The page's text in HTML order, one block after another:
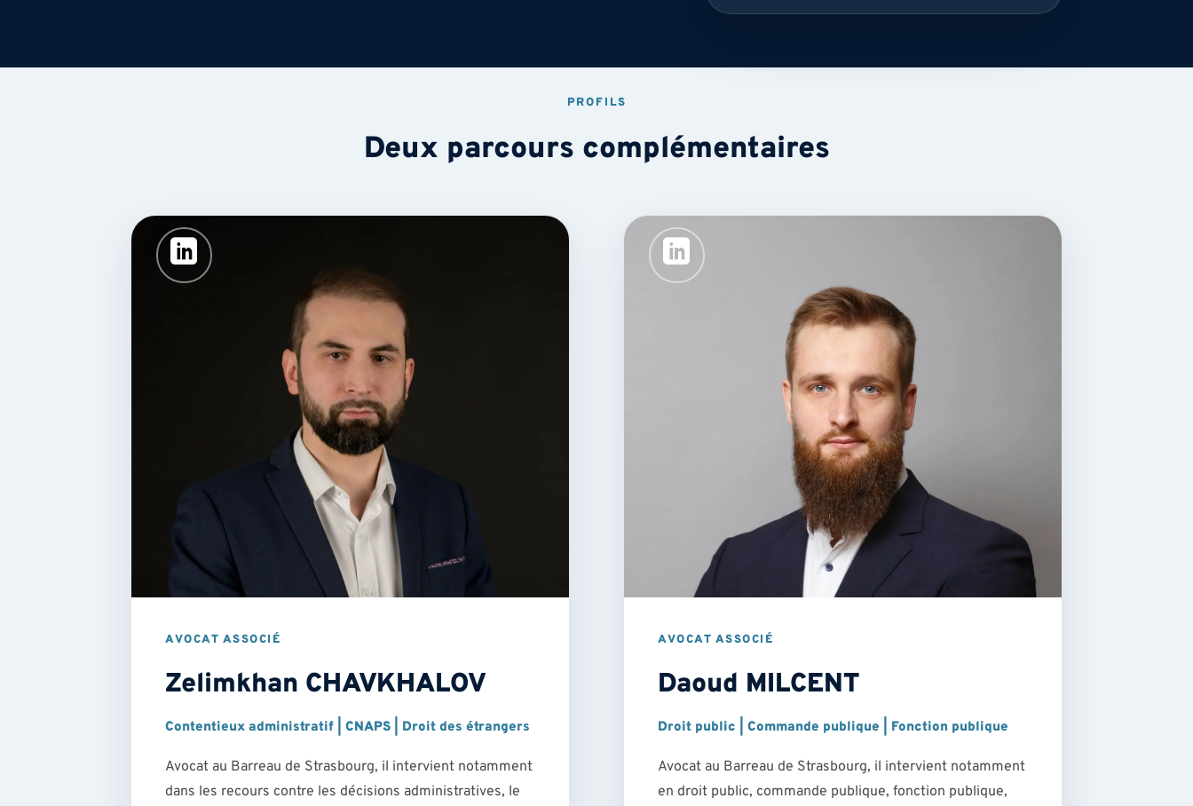
PROFILS
Deux parcours complémentaires
AVOCAT ASSOCIÉ
Zelimkhan CHAVKHALOV
Contentieux administratif | CNAPS | Droit des étrangers
Avocat au Barreau de Strasbourg, il intervient notamment
dans les recours contre les décisions administratives, le
AVOCAT ASSOCIÉ
Daoud MILCENT
Droit public | Commande publique | Fonction publique
Avocat au Barreau de Strasbourg, il intervient notamment
en droit public, commande publique, fonction publique,